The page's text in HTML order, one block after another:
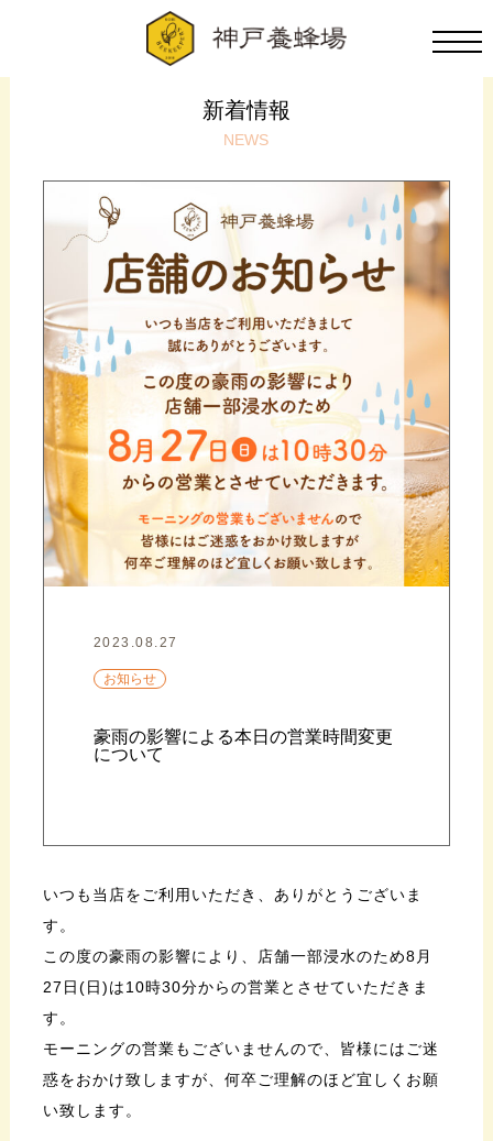
新着情報
NEWS
2023.08.27
お知らせ
豪雨の影響による本日の営業時間変更
について
いつも当店をご利用いただき、ありがとうございま
す。
この度の豪雨の影響により、店舗一部浸水のため8月
27日(日)は10時30分からの営業とさせていただきま
す。
モーニングの営業もございませんので、皆様にはご迷
惑をおかけ致しますが、何卒ご理解のほど宜しくお願
い致します。